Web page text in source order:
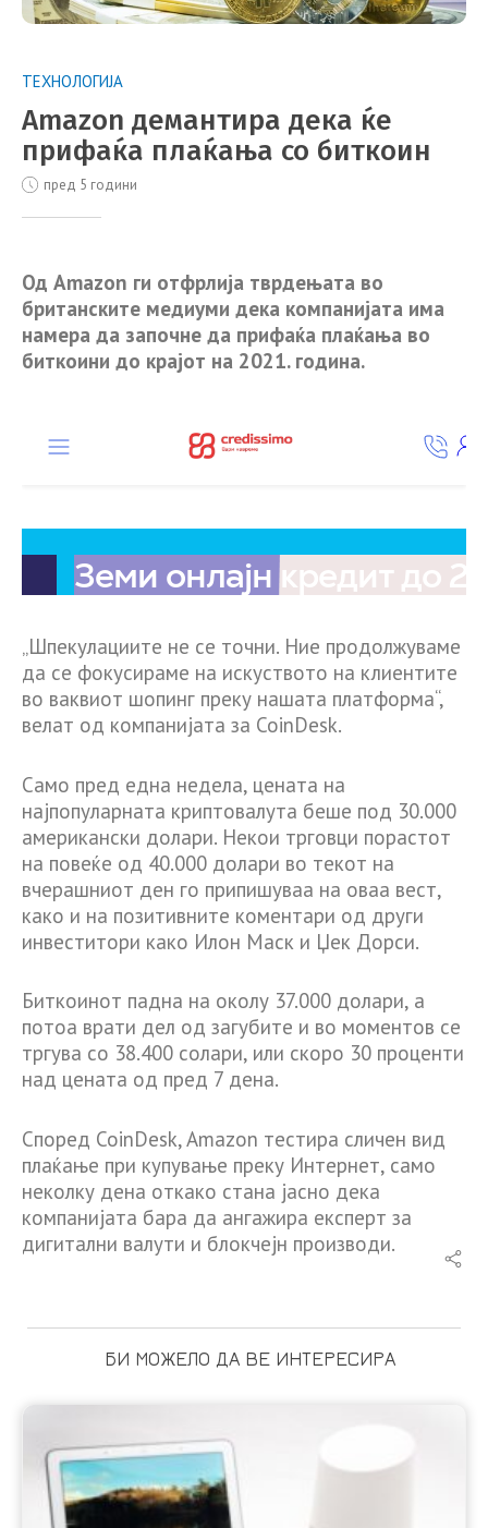
ТЕХНОЛОГИЈА
Amazon демантира дека ќе
прифаќа плаќања со биткоин
пред 5 години
Од Amazon ги отфрлија тврдењата во
британските медиуми дека компанијата има
намера да започне да прифаќа плаќања во
биткоини до крајот на 2021. година.
„Шпекулациите не се точни. Ние продолжуваме
да се фокусираме на искуството на клиентите
во ваквиот шопинг преку нашата платформа“,
велат од компанијата за CoinDesk.
Само пред една недела, цената на
најпопуларната криптовалута беше под 30.000
американски долари. Некои трговци порастот
на повеќе од 40.000 долари во текот на
вчерашниот ден го припишуваа на оваа вест,
како и на позитивните коментари од други
инвеститори како Илон Маск и Џек Дорси.
Биткоинот падна на околу 37.000 долари, а
потоа врати дел од загубите и во моментов се
тргува со 38.400 солари, или скоро 30 проценти
над цената од пред 7 дена.
Според CoinDesk, Amazon тестира сличен вид
плаќање при купување преку Интернет, само
неколку дена откако стана јасно дека
компанијата бара да ангажира експерт за
дигитални валути и блокчејн производи.
БИ МОЖЕЛО ДА ВЕ ИНТЕРЕСИРА